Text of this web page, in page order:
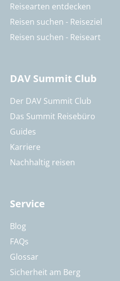
Reisearten entdecken
Reisen suchen - Reiseziel
Reisen suchen - Reiseart
DAV Summit Club
Der DAV Summit Club
Das Summit Reisebüro
Guides
Karriere
Nachhaltig reisen
Service
Blog
FAQs
Glossar
Sicherheit am Berg